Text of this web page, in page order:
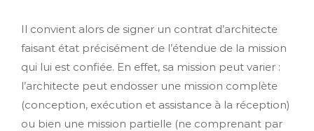
Il convient alors de signer un contrat d’architecte
faisant état précisément de l’étendue de la mission
qui lui est confiée. En effet, sa mission peut varier :
l’architecte peut endosser une mission complète
(conception, exécution et assistance à la réception)
ou bien une mission partielle (ne comprenant par